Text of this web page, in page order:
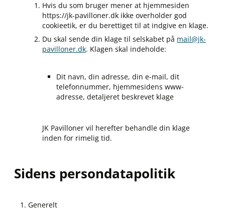
Hvis du som bruger mener at hjemmesiden
https://jk-pavilloner.dk ikke overholder god
cookieetik, er du berettiget til at indgive en klage.
Du skal sende din klage til selskabet på mail@jk-
pavilloner.dk. Klagen skal indeholde:
Dit navn, din adresse, din e-mail, dit
telefonnummer, hjemmesidens www-
adresse, detaljeret beskrevet klage
JK Pavilloner vil herefter behandle din klage
inden for rimelig tid.
Sidens persondatapolitik
Generelt